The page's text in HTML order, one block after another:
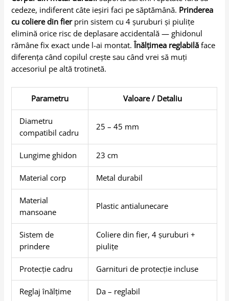
cedeze, indiferent câte ieșiri faci pe săptămână. Prinderea
cu coliere din fierprin sistem cu 4 șuruburi și piulițe
elimină orice risc de deplasare accidentală — ghidonul
rămâne fix exact unde l-ai montat.Înălțimea reglabilă face
diferența când copilul crește sau când vrei să muți
accesoriul pe altă trotinetă.
Parametru Valoare / Detaliu
Diametru
compatibil cadru
25 – 45 mm
Lungime ghidon 23 cm
Material corp Metal durabil
Material
mansoane
Plastic antialunecare
Sistem de
prindere
Coliere din fier, 4 șuruburi +
piulițe
Protecție cadru Garnituri de protecție incluse
Reglaj înălțime Da – reglabil